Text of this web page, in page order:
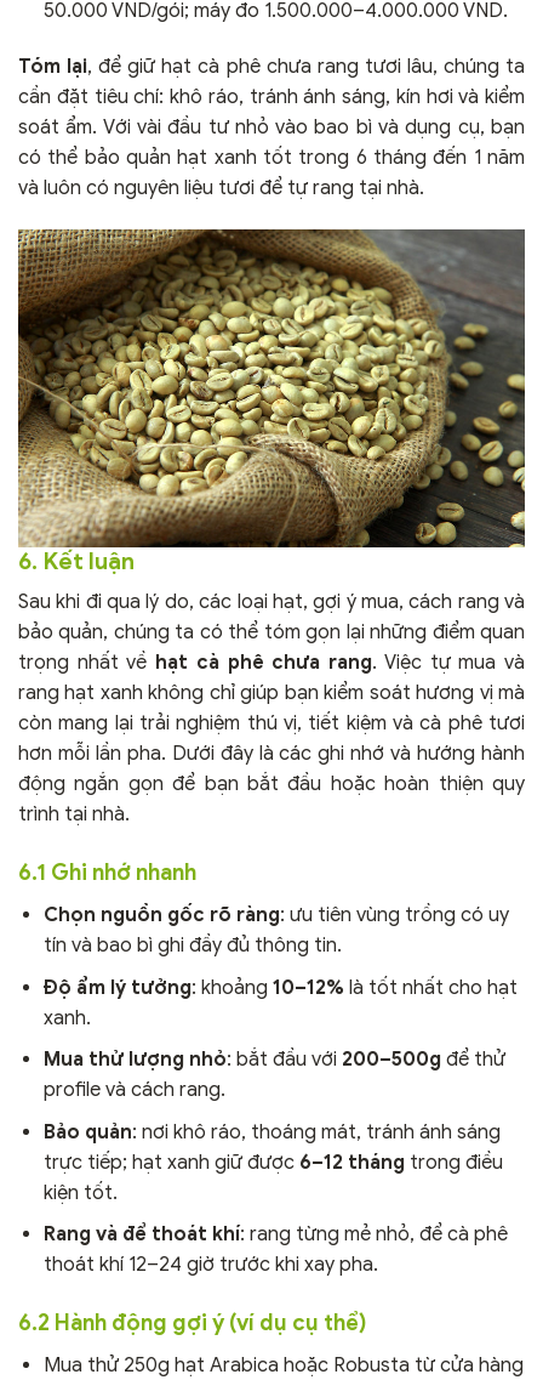
50.000 VND/gói; máy đo 1.500.000–4.000.000 VND.
Tóm lại, để giữ hạt cà phê chưa rang tươi lâu, chúng ta
cần đặt tiêu chí: khô ráo, tránh ánh sáng, kín hơi và kiểm
soát ẩm. Với vài đầu tư nhỏ vào bao bì và dụng cụ, bạn
có thể bảo quản hạt xanh tốt trong 6 tháng đến 1 năm
và luôn có nguyên liệu tươi để tự rang tại nhà.
6. Kết luận
Sau khi đi qua lý do, các loại hạt, gợi ý mua, cách rang và
bảo quản, chúng ta có thể tóm gọn lại những điểm quan
trọng nhất về hạt cà phê chưa rang. Việc tự mua và
rang hạt xanh không chỉ giúp bạn kiểm soát hương vị mà
còn mang lại trải nghiệm thú vị, tiết kiệm và cà phê tươi
hơn mỗi lần pha. Dưới đây là các ghi nhớ và hướng hành
động ngắn gọn để bạn bắt đầu hoặc hoàn thiện quy
trình tại nhà.
6.1 Ghi nhớ nhanh
Chọn nguồn gốc rõ ràng: ưu tiên vùng trồng có uy
tín và bao bì ghi đầy đủ thông tin.
Độ ẩm lý tưởng: khoảng 10–12% là tốt nhất cho hạt
xanh.
Mua thử lượng nhỏ: bắt đầu với 200–500g để thử
profile và cách rang.
Bảo quản: nơi khô ráo, thoáng mát, tránh ánh sáng
trực tiếp; hạt xanh giữ được 6–12 tháng trong điều
kiện tốt.
Rang và để thoát khí: rang từng mẻ nhỏ, để cà phê
thoát khí 12–24 giờ trước khi xay pha.
6.2 Hành động gợi ý (ví dụ cụ thể)
Mua thử 250g hạt Arabica hoặc Robusta từ cửa hàng